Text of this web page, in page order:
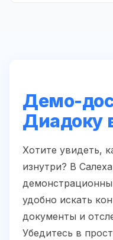
Демо-
Диадоку
Хотите увидеть,
изнутри? В
удобно искать
документы и
Убедитесь в